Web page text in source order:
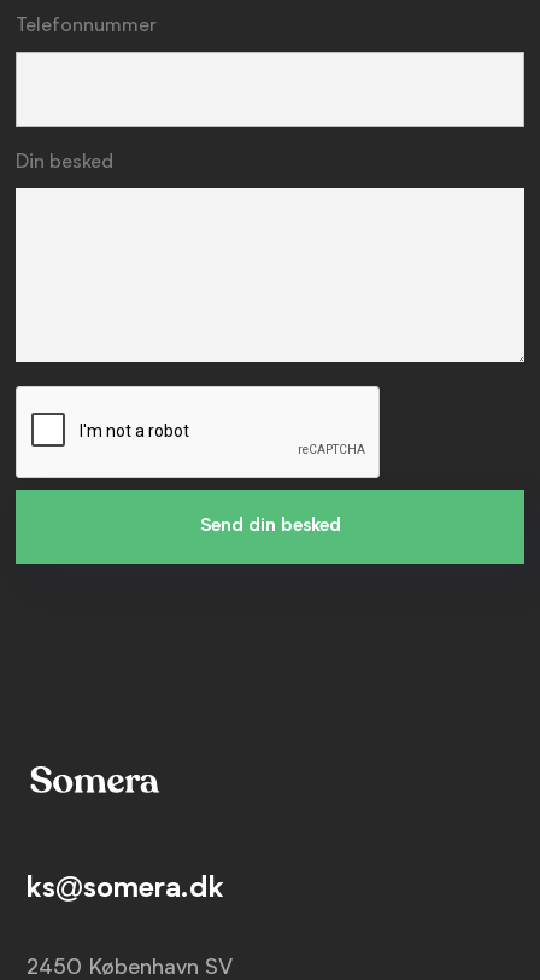
Telefonnummer
Din besked
Send din besked
ks@somera.dk
2450 København SV